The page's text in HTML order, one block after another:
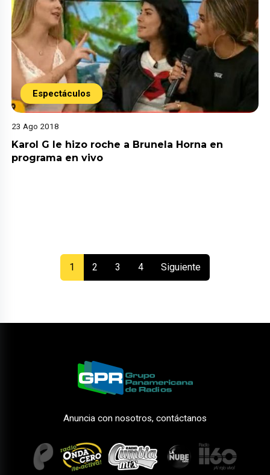
Espectáculos
23 Ago 2018
Karol G le hizo roche a Brunela Horna en
programa en vivo
1 (current)
2 3 4 Siguiente
Anuncia con nosotros, contáctanos